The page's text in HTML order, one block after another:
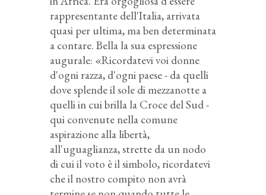
rappresentante dell'Italia, arrivata
quasi per ultima, ma ben determinata
a contare. Bella la sua espressione
augurale: «Ricordatevi voi donne
d'ogni razza, d'ogni paese - da quelli
dove splende il sole di mezzanotte a
quelli in cui brilla la Croce del Sud -
qui convenute nella comune
aspirazione alla libertà,
all'uguaglianza, strette da un nodo
di cui il voto è il simbolo, ricordatevi
che il nostro compito non avrà